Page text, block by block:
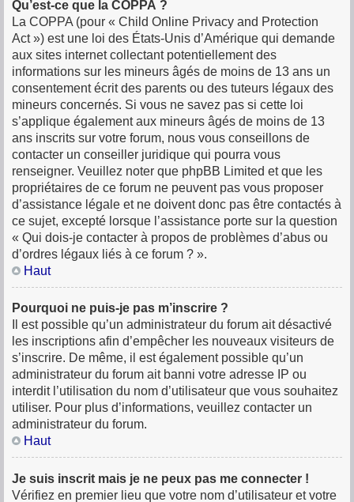
Qu’est-ce que la COPPA ?
La COPPA (pour « Child Online Privacy and Protection
Act ») est une loi des États-Unis d’Amérique qui demande
aux sites internet collectant potentiellement des
informations sur les mineurs âgés de moins de 13 ans un
consentement écrit des parents ou des tuteurs légaux des
mineurs concernés. Si vous ne savez pas si cette loi
s’applique également aux mineurs âgés de moins de 13
ans inscrits sur votre forum, nous vous conseillons de
contacter un conseiller juridique qui pourra vous
renseigner. Veuillez noter que phpBB Limited et que les
propriétaires de ce forum ne peuvent pas vous proposer
d’assistance légale et ne doivent donc pas être contactés à
ce sujet, excepté lorsque l’assistance porte sur la question
« Qui dois-je contacter à propos de problèmes d’abus ou
d’ordres légaux liés à ce forum ? ».
Haut
Pourquoi ne puis-je pas m’inscrire ?
Il est possible qu’un administrateur du forum ait désactivé
les inscriptions afin d’empêcher les nouveaux visiteurs de
s’inscrire. De même, il est également possible qu’un
administrateur du forum ait banni votre adresse IP ou
interdit l’utilisation du nom d’utilisateur que vous souhaitez
utiliser. Pour plus d’informations, veuillez contacter un
administrateur du forum.
Haut
Je suis inscrit mais je ne peux pas me connecter !
Vérifiez en premier lieu que votre nom d’utilisateur et votre